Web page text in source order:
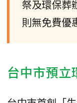
祭及環保葬
則無免費優
台中市預立